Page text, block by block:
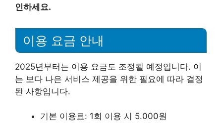
인하세요.
이용 요금 안내
2025년부터는 이용 요금도 조정될 예정입니다. 이
는 보다 나은 서비스 제공을 위한 필요에 따라 결정
된 사항입니다.
기본 이용료: 1회 이용 시 5.000원